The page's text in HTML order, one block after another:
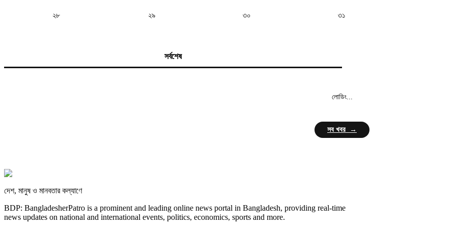
২৮ ২৯ ৩০ ৩১
সর্বশেষ
লোডিং...
সব খবর →
দেশ, মানুষ ও মানবতার কল্যাণে
BDP: BangladesherPatro is a prominent and leading online news portal in Bangladesh, providing real-time
news updates on national and international events, politics, economics, sports and more.